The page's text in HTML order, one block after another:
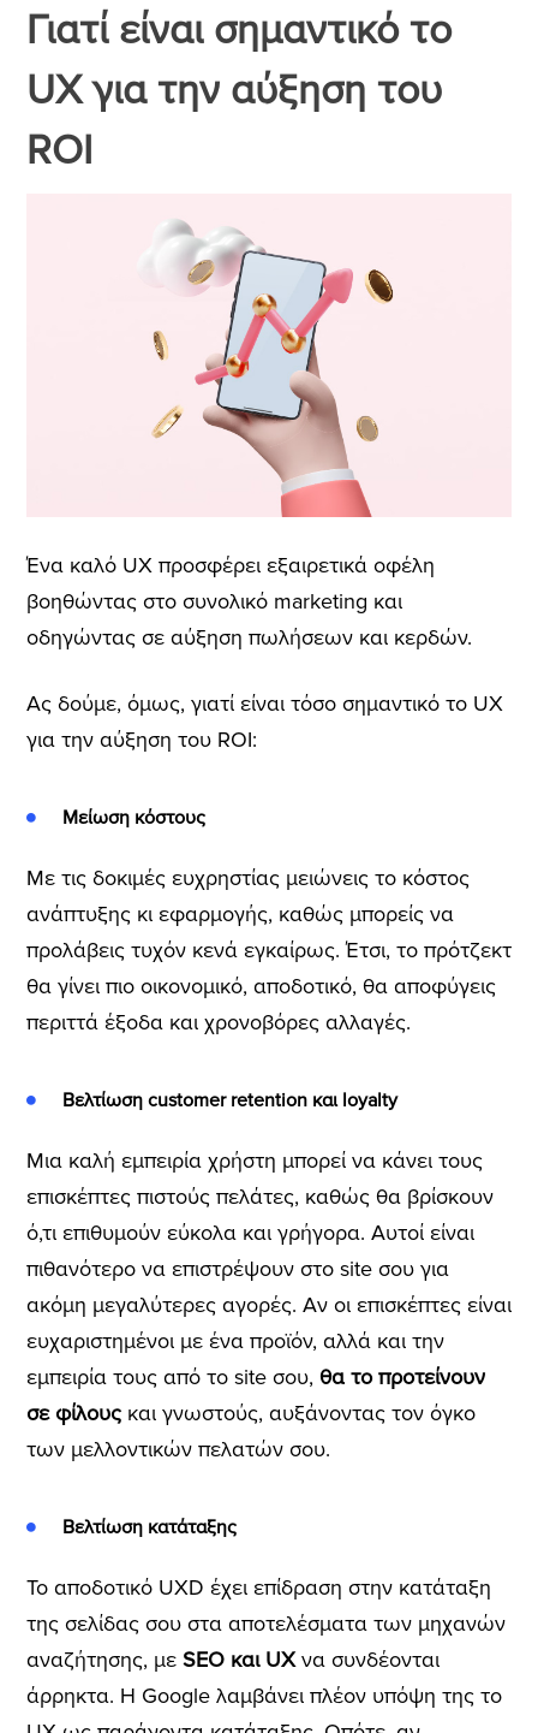
Γιατί είναι σημαντικό το
UX για την αύξηση του
ROI
Ένα καλό UX προσφέρει εξαιρετικά οφέλη
βοηθώντας στο συνολικό marketing και
οδηγώντας σε αύξηση πωλήσεων και κερδών.
Ας δούμε, όμως, γιατί είναι τόσο σημαντικό το UX
για την αύξηση του ROI:
Μείωση κόστους
Με τις δοκιμές ευχρηστίας μειώνεις το κόστος
ανάπτυξης κι εφαρμογής, καθώς μπορείς να
προλάβεις τυχόν κενά εγκαίρως. Έτσι, το πρότζεκτ
θα γίνει πιο οικονομικό, αποδοτικό, θα αποφύγεις
περιττά έξοδα και χρονοβόρες αλλαγές.
Βελτίωση customer retention και loyalty
Μια καλή εμπειρία χρήστη μπορεί να κάνει τους
επισκέπτες πιστούς πελάτες, καθώς θα βρίσκουν
ό,τι επιθυμούν εύκολα και γρήγορα. Αυτοί είναι
πιθανότερο να επιστρέψουν στο site σου για
ακόμη μεγαλύτερες αγορές. Αν οι επισκέπτες είναι
ευχαριστημένοι με ένα προϊόν, αλλά και την
εμπειρία τους από το site σου, θα το προτείνουν
σε φίλους και γνωστούς, αυξάνοντας τον όγκο
των μελλοντικών πελατών σου.
Βελτίωση κατάταξης
Το αποδοτικό UXD έχει επίδραση στην κατάταξη
της σελίδας σου στα αποτελέσματα των μηχανών
αναζήτησης, με SEO και UXνα συνδέονται
άρρηκτα. Η Google λαμβάνει πλέον υπόψη της το